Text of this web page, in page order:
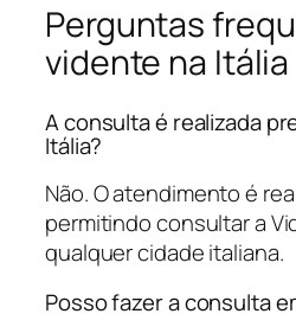
Perguntas
vidente na Itália
A consulta é realizada
Itália?
Não. O atendimento é
permitindo consultar a
qualquer cidade italiana.
Posso fazer a consulta